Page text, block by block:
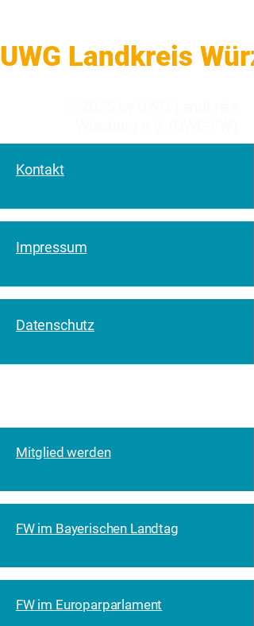
UWG Landkreis
Kontakt
Impressum
Datenschutz
Mitglied werden
FW im Bayerischen Landtag
FW im Europarparlament